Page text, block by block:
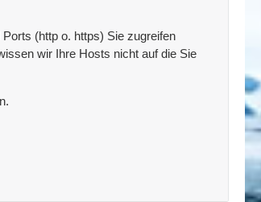
(http o. https) Sie zugreifen
wir Ihre Hosts nicht auf die Sie